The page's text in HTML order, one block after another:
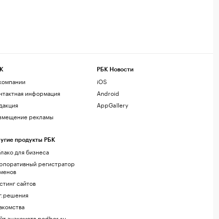
информация
рекламы
продукты РБК
для бизнеса
регистратор
сайтов
РБК Новости
iOS
Android
AppGallery